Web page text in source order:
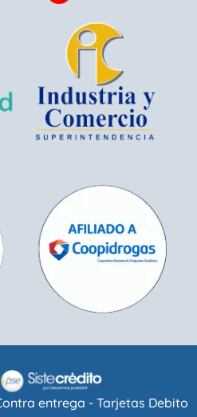
entrega - Tarjetas Debito